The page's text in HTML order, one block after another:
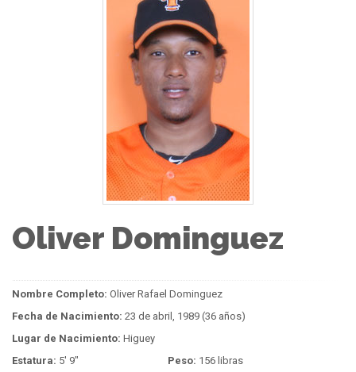
Oliver Dominguez
Nombre Completo: Oliver Rafael Dominguez
Fecha de Nacimiento: 23 de abril, 1989 (36 años)
Lugar de Nacimiento: Higuey
Estatura: 5' 9" Peso: 156 libras